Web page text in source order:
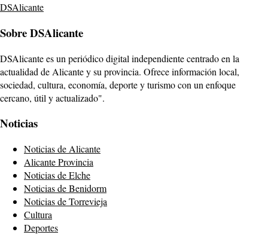
DSAlicante
Sobre DSAlicante
DSAlicante es un periódico digital independiente centrado en la
actualidad de Alicante y su provincia. Ofrece información local,
sociedad, cultura, economía, deporte y turismo con un enfoque
cercano, útil y actualizado".
Noticias
Noticias de Alicante
Alicante Provincia
Noticias de Elche
Noticias de Benidorm
Noticias de Torrevieja
Cultura
Deportes